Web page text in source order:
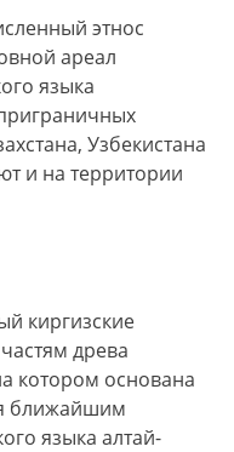
этнос
ареал
языка
Узбекистана
и на территории
и Московской
численность
422 человека. Из
80 306 человек
в России
киргизские
древа
котором основана
ближайшим
языка алтай-